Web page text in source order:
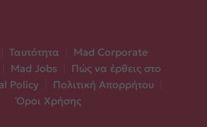
Ταυτότητα
Mad Corporate
Mad Jobs
Πώς να έρθεις στο
Policy Πολιτική Απορρήτου
Όροι Χρήσης